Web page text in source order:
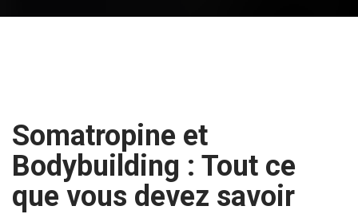
Somatropine et
Bodybuilding : Tout ce
que vous devez savoir